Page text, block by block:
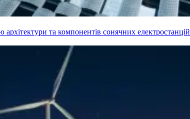
та компонентів сонячних електростанцій